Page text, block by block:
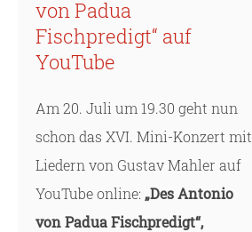
von Padua
Fischpredigt“ auf
YouTube
Am 20. Juli um 19.30 geht nun
schon das XVI. Mini-Konzert mit
Liedern von Gustav Mahler auf
YouTube online: „Des Antonio
von Padua Fischpredigt“,